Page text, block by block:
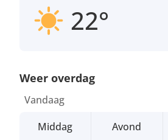
22°
Weer overdag
Vandaag
Middag
Avond